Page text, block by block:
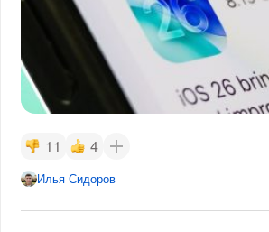
11 4
Илья Сидоров